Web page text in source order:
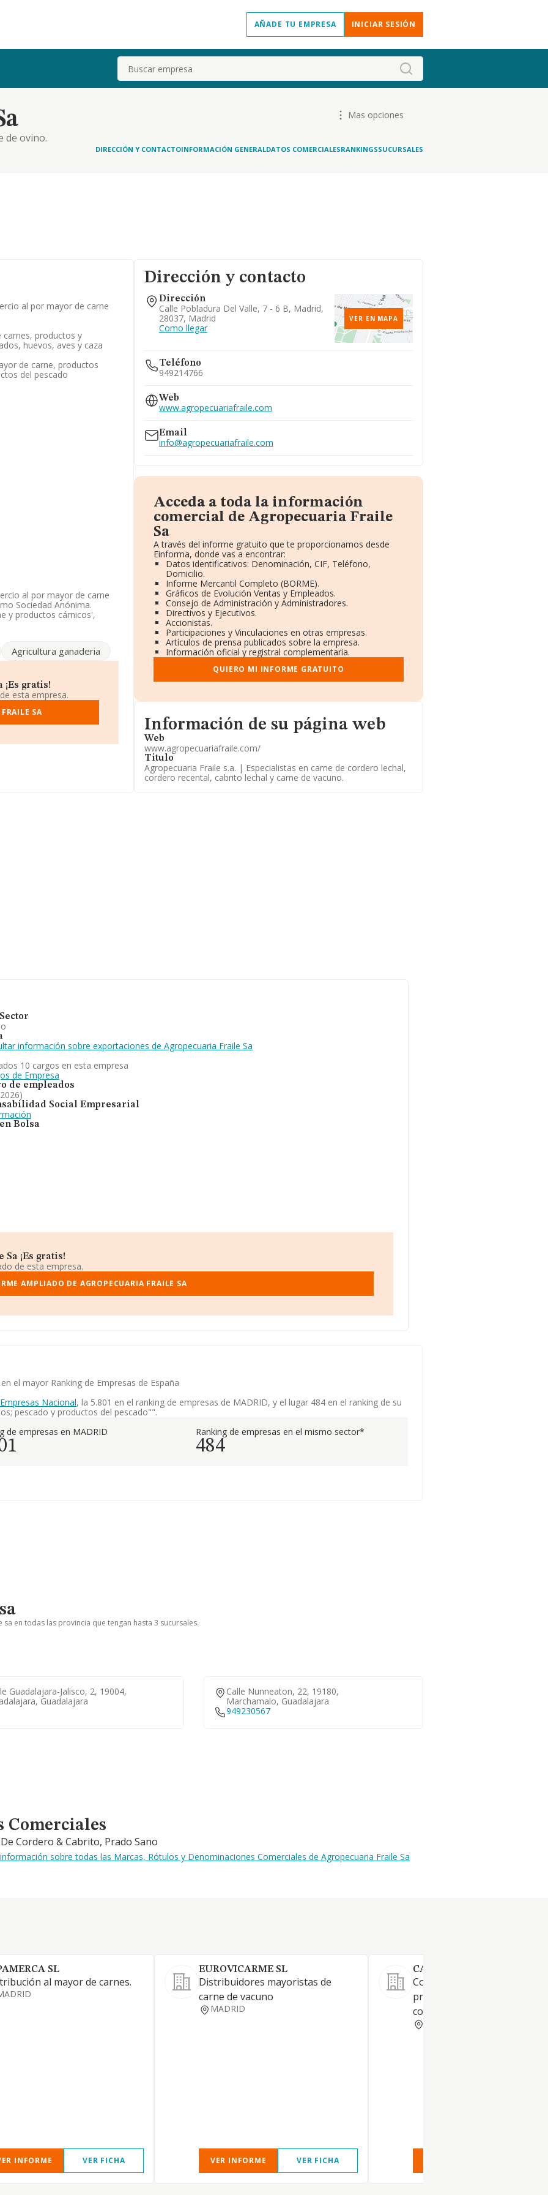
AÑADE TU EMPRESA INICIAR SESIÓN
Buscar
de ovino.
Mas opciones
DIRECCIÓN Y CONTACTOINFORMACIÓN GENERALDATOS COMERCIALESRANKINGSSUCURSALES
al por mayor de carne
productos y
huevos, aves y caza
de carne, productos
del pescado
al por mayor de carne
Sociedad Anónima.
y productos cárnicos',
en 2025, pasando
están empresas como:
S.A. En el ranking
a 22.522. La lista de
ySanitarios Bosco S.A
Kapalua Trading S.A
en el ranking
Agricultura ganaderia
gratis!
esta empresa.
SA
Dirección y contacto
Dirección
Calle Pobladura Del Valle, 7 - 6 B, Madrid,
28037, Madrid
Como llegar
VER EN MAPA
Teléfono
949214766
Web
www.agropecuariafraile.com
Email
info@agropecuariafraile.com
Acceda a toda la información
comercial de Agropecuaria Fraile
Sa
A través del informe gratuito que te proporcionamos desde
Einforma, donde vas a encontrar:
Datos identificativos: Denominación, CIF, Teléfono,
Domicilio.
Informe Mercantil Completo (BORME).
Gráficos de Evolución Ventas y Empleados.
Consejo de Administración y Administradores.
Directivos y Ejecutivos.
Accionistas.
Participaciones y Vinculaciones en otras empresas.
Artículos de prensa publicados sobre la empresa.
Información oficial y registral complementaria.
QUIERO MI INFORME GRATUITO
Informacion de su página web
Información de su página web
Web
www.agropecuariafraile.com/
Titulo
Agropecuaria Fraile s.a. | Especialistas en carne de cordero lechal,
cordero recental, cabrito lechal y carne de vacuno.
información sobre exportaciones de Agropecuaria Fraile Sa
10 cargos en esta empresa
de Empresa
de empleados
Social Empresarial
Bolsa
¡Es gratis!
de esta empresa.
AMPLIADO DE AGROPECUARIA FRAILE SA
el mayor Ranking de Empresas de España
Nacional, la 5.801 en el ranking de empresas de MADRID, y el lugar 484 en el ranking de su
pescado y productos del pescado"".
de empresas en MADRID Ranking de empresas en el mismo sector*
484
en todas las provincia que tengan hasta 3 sucursales.
Guadalajara-Jalisco, 2, 19004,
Guadalajara
Calle Nunneaton, 22, 19180,
Marchamalo, Guadalajara
949230567
Comerciales
Cordero & Cabrito, Prado Sano
sobre todas las Marcas, Rótulos y Denominaciones Comerciales de Agropecuaria Fraile Sa
SL
al mayor de carnes.
INFORME VER FICHA
EUROVICARME SL
Distribuidores mayoristas de
carne de vacuno
MADRID
VER INFORME VER FICHA
CARNICAS ALIAGAS SL
Comercio al por mayor de
productos cárnicos frescos y
congelados